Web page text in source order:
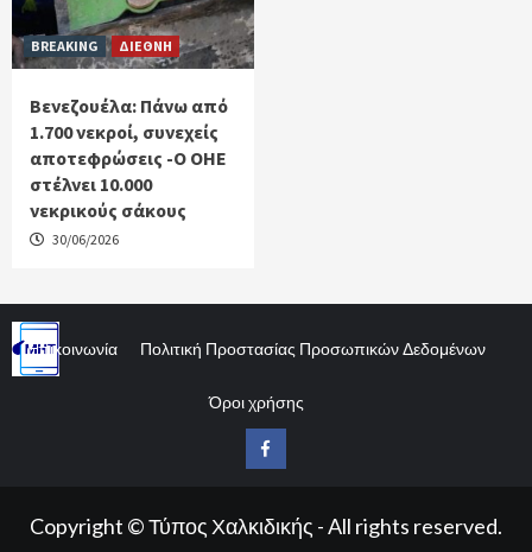
BREAKING ΔΙΕΘΝΗ
Βενεζουέλα: Πάνω από
1.700 νεκροί, συνεχείς
αποτεφρώσεις -Ο ΟΗΕ
στέλνει 10.000
νεκρικούς σάκους
30/06/2026
Επικοινωνία Πολιτική Προστασίας Προσωπικών Δεδομένων
Όροι χρήσης
Facebook
Copyright © Τύπος Χαλκιδικής - All rights reserved.